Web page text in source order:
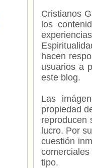
Cristianos
los
hacen
usuarios a
este blog.
Las
propiedad
reproducen
lucro. Por
cuestión
tipo.